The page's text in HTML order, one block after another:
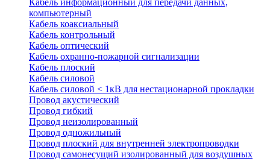
Кабель информационный для передачи данных,
компьютерный
Кабель коаксиальный
Кабель контрольный
Кабель оптический
Кабель охранно-пожарной сигнализации
Кабель плоский
Кабель силовой
Кабель силовой < 1кВ для нестационарной прокладки
Провод акустический
Провод гибкий
Провод неизолированный
Провод одножильный
Провод плоский для внутренней электропроводки
Провод самонесущий изолированный для воздушных